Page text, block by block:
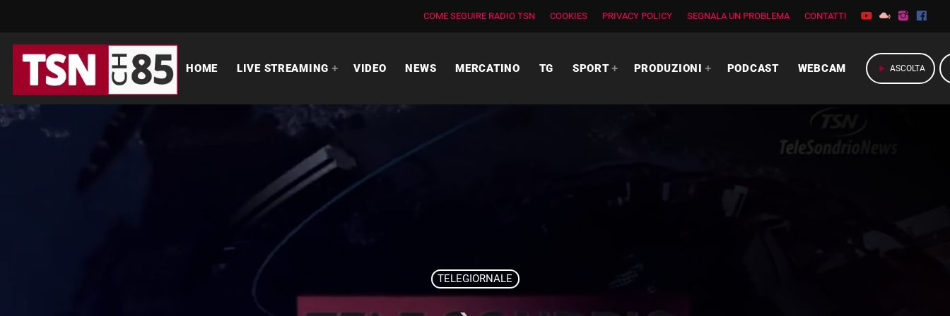
COME SEGUIRE RADIO TSN COOKIES PRIVACY POLICY SEGNALA UN PROBLEMA CONTATTI
HOME LIVE STREAMING VIDEO NEWS MERCATINO TG SPORT PRODUZIONI PODCAST WEBCAM play_arrow ASCOLTA
TELEGIORNALE